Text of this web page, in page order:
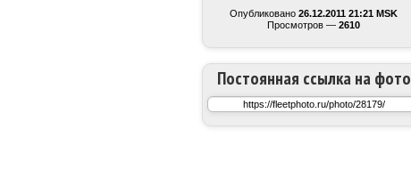
Опубликовано 26.12.2011 21:21 MSK
Просмотров — 2610
Постоянная ссылка на фото